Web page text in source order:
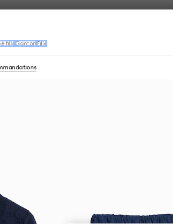
filleGarçon Fille